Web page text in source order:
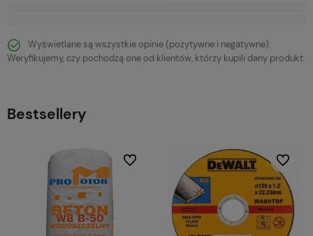
Wyświetlane są wszystkie opinie (pozytywne i negatywne).
Weryfikujemy, czy pochodzą one od klientów, którzy kupili dany produkt.
Bestsellery
Do ulubionych Do